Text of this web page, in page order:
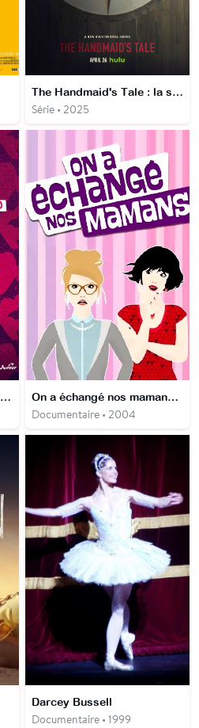
The Handmaid's Tale : la servante écarlate
Série • 2025
Chica vampiro, mortel d'être vampire On a échangé nos mamans USA
Documentaire • 2004
Darcey Bussell
Documentaire • 1999